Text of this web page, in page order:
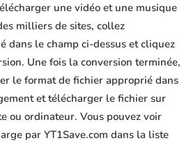
une vidéo et une musique
milliers de sites, collez
dans le champ ci-dessus et cliquez
Une fois la conversion terminée,
le format de fichier approprié dans
et télécharger le fichier sur
ou ordinateur. Vous pouvez voir
par YT1Save.com dans la liste